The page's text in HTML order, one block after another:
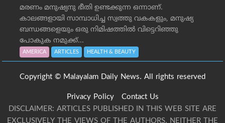
മരണം മനുഷ്യനു ഭീതി ഉണ്ടക്കുന്ന ഒന്നാണ്.
കാലങ്ങളായി സാമ്പാധിച്ച സ്വത്തു വകകളും, മനുഷ്യ
ബന്ധങ്ങളെയും ഒരു നിമിഷത്തിൽ വിട്ടെറിഞ്ഞു
പോകുക നമുക്ക്...
AMERICA ARTICLES HEALTH & BEAUTY
Copyright © Malayalam Daily News. All rights reserved
Privacy Policy
Contact Us
DISCLAIMER: ARTICLES PUBLISHED IN THIS WEB SITE ARE